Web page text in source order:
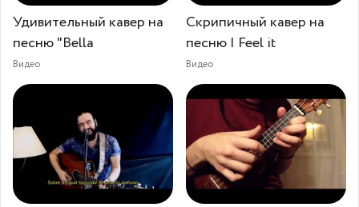
Удивительный кавер на
песню "Bella
Видео
Скрипичный кавер на
песню I Feel it
Видео